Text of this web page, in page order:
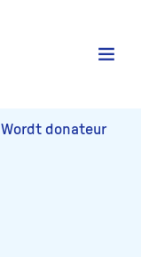
Wordt donateur